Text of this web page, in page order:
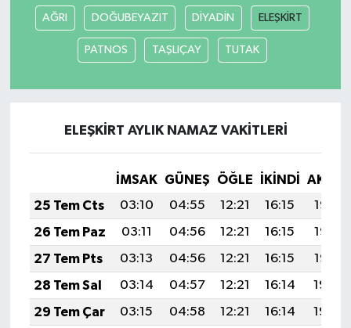
AĞRI DOĞUBEYAZIT DİYADİN ELEŞKİRT
PATNOS TAŞLIÇAY TUTAK
ELEŞKİRT AYLIK NAMAZ VAKITLERI
İMSAK GÜNEŞ ÖĞLE İKINDI
25 Tem Cts
03:10 04:55 12:21 16:15
19:37
26 Tem Paz
03:11 04:56 12:21 16:15
19:36
27 Tem Pts
03:13 04:56 12:21 16:15
19:35
28 Tem Sal
03:14 04:57 12:21 16:14
19:34
29 Tem Çar
03:15 04:58 12:21 16:14
19:34